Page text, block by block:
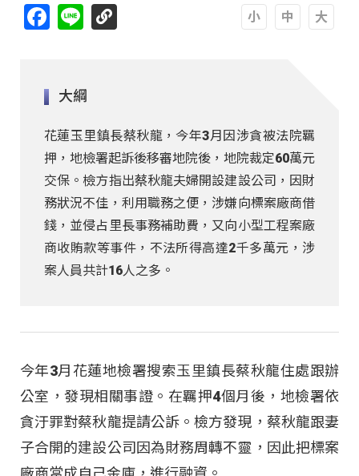
Facebook
Line
大綱
花蓮玉里鎮長蔡秋龍，今年3月因涉貪被法院羈
押，地檢署起訴後移審地院後，地院裁定60萬元
交保。檢方指出蔡秋龍夫婦開設建設公司，因財
務狀況不佳，利用職務之便，涉嫌向標案廠商借
錢，並侵占里長事務補助費，又向小型工程案廠
商收賄款等事件，不法所得高達2千多萬元，涉
案人員共計16人之多。
今年3月花蓮地檢署搜索玉里鎮長蔡秋龍住處跟辦
公室，發現相關事證。在羈押4個月後，地檢署依
貪汙罪對蔡秋龍提請公訴。檢方發現，蔡秋龍跟妻
子合開的建設公司因為財務周轉不靈，因此把標案